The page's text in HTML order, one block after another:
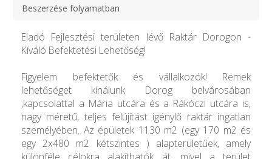
Beszerzése folyamatban
Eladó Fejlesztési területen lévő Raktár Dorogon -
Kíváló Befektetési Lehetőség!
Figyelem befektetők és vállalkozók! Remek
lehetőséget kínálunk Dorog belvárosában
,kapcsolattal a Mária utcára és a Rákóczi utcára is,
nagy méretű, teljes felújítást igénylő raktár ingatlan
személyében. Az épületek 1130 m2 (egy 170 m2 és
egy 2x480 m2 kétszintes ) alapterületűek, amely
különféle célokra alakíthatók át, mivel a terület